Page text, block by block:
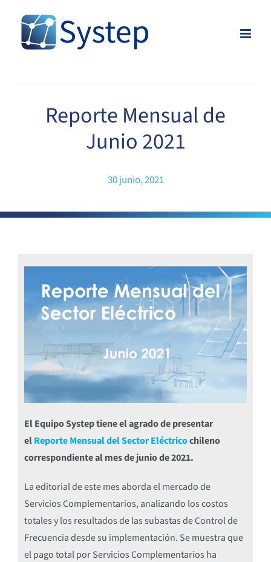
content
Reporte Mensual de
Junio 2021
30 junio, 2021
El Equipo Systep tiene el agrado de presentar
elReporte Mensual del Sector Eléctricochileno
correspondiente al mes de junio de 2021.
La editorial de este mes aborda el mercado de
Servicios Complementarios, analizando los costos
totales y los resultados de las subastas de Control de
Frecuencia desde su implementación. Se muestra que
el pago total por Servicios Complementarios ha